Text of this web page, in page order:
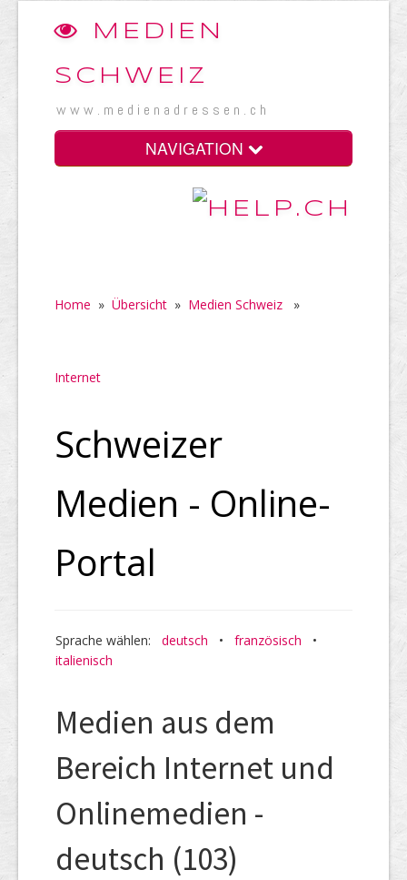
MEDIEN
SCHWEIZ
www.medienadressen.ch
NAVIGATION
Home » Übersicht » Medien Schweiz »
Internet
Schweizer
Medien - Online-
Portal
Sprache wählen: deutsch • französisch •
italienisch
Medien aus dem
Bereich Internet und
Onlinemedien -
deutsch (103)